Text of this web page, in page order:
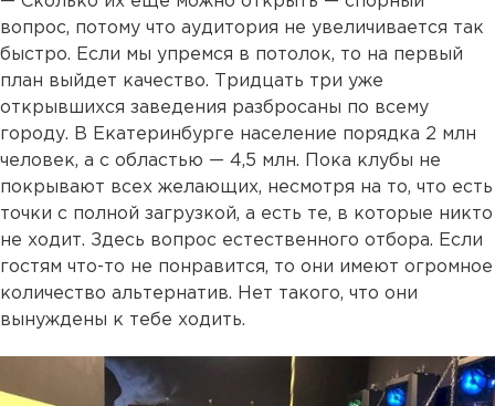
вопрос, потому что аудитория не увеличивается так
быстро. Если мы упремся в потолок, то на первый
план выйдет качество. Тридцать три уже
открывшихся заведения разбросаны по всему
городу. В Екатеринбурге население порядка 2 млн
человек, а с областью — 4,5 млн. Пока клубы не
покрывают всех желающих, несмотря на то, что есть
точки с полной загрузкой, а есть те, в которые никто
не ходит. Здесь вопрос естественного отбора. Если
гостям что-то не понравится, то они имеют огромное
количество альтернатив. Нет такого, что они
вынуждены к тебе ходить.